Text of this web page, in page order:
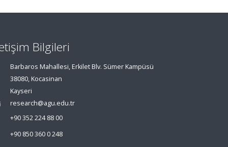
Bilgileri
Barbaros Mahallesi, Erkilet Blv. Sümer Kampüsü
38080, Kocasinan
Kayseri
research@agu.edu.tr
+90 352 224 88 00
+90 850 360 0 248